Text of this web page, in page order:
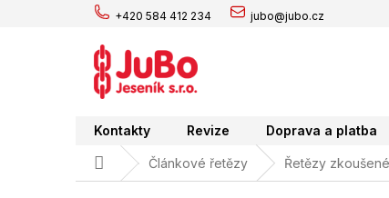
+420 584 412 234 jubo@jubo.cz
Kontakty Revize Doprava a platba
Domů Článkové řetězy Řetězy zkoušené